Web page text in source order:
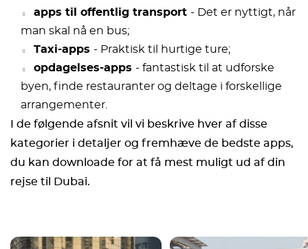
apps til offentlig transport - Det er nyttigt, når
man skal nå en bus;
Taxi-apps - Praktisk til hurtige ture;
opdagelses-apps - fantastisk til at udforske
byen, finde restauranter og deltage i forskellige
arrangementer.
I de følgende afsnit vil vi beskrive hver af disse
kategorier i detaljer og fremhæve de bedste apps,
du kan downloade for at få mest muligt ud af din
rejse til Dubai.